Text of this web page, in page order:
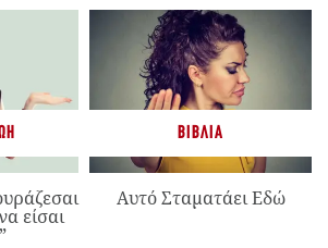
είσαι
ΒΙΒΛΊΑ
Αυτό Σταματάει Εδώ